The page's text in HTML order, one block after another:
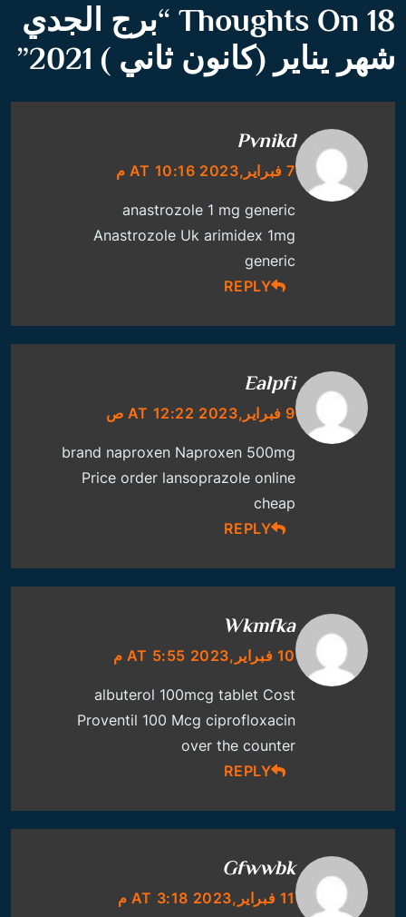
18 Thoughts On “
برج الجدي
شهر يناير (كانون ثاني ) 2021
”
Pvnikd
7 فبراير,2023 AT 10:16 م
anastrozole 1 mg generic
Anastrozole Uk arimidex 1mg
generic
REPLY
Ealpfi
9 فبراير,2023 AT 12:22 ص
brand naproxen Naproxen 500mg
Price order lansoprazole online
cheap
REPLY
Wkmfka
10 فبراير,2023 AT 5:55 م
albuterol 100mcg tablet Cost
Proventil 100 Mcg ciprofloxacin
over the counter
REPLY
Gfwwbk
11 فبراير,2023 AT 3:18 م